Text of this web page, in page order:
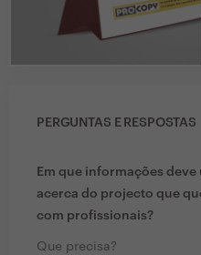
PERGUNTAS E RESPOSTAS
Em que informações
acerca do projecto que
com profissionais?
Que precisa?